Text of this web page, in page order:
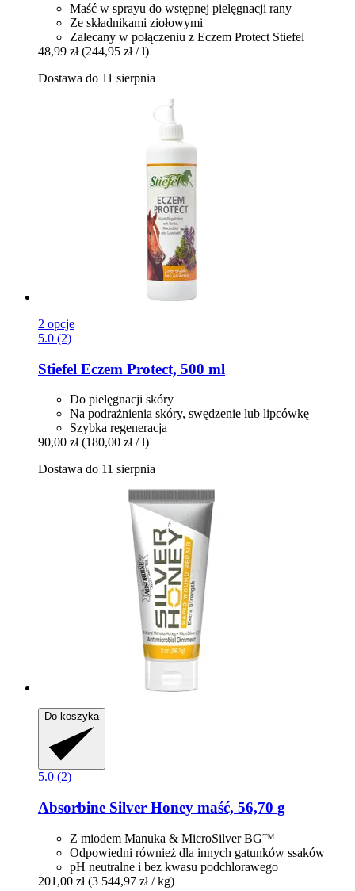
Maść w sprayu do wstępnej pielęgnacji rany
Ze składnikami ziołowymi
Zalecany w połączeniu z Eczem Protect Stiefel
48,99 zł (244,95 zł / l)
Dostawa do 11 sierpnia
2 opcje
5.0 (2)
Stiefel Eczem Protect, 500 ml
Do pielęgnacji skóry
Na podrażnienia skóry, swędzenie lub lipcówkę
Szybka regeneracja
90,00 zł (180,00 zł / l)
Dostawa do 11 sierpnia
Do koszyka
5.0 (2)
Absorbine Silver Honey maść, 56,70 g
Z miodem Manuka & MicroSilver BG™
Odpowiedni również dla innych gatunków ssaków
pH neutralne i bez kwasu podchlorawego
201,00 zł (3 544,97 zł / kg)